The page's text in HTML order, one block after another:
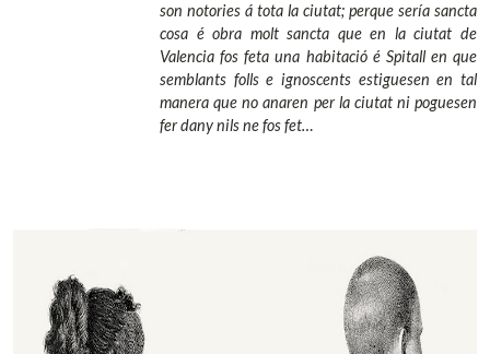
son notories á tota la ciutat; perque sería sancta
cosa é obra molt sancta que en la ciutat de
Valencia fos feta una habitació é Spitall en que
semblants folls e ignoscents estiguesen en tal
manera que no anaren per la ciutat ni poguesen
fer dany nils ne fos fet…